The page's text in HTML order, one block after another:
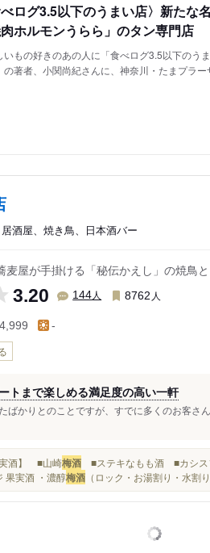
べログ3.5以下のうまい店〉新た
ホルモンうらら」のタン専門店
いもの好きのあの人に「食べログ3.5以下のう
の著者、小関尚紀さんに、神奈川・たまプラ
酒屋、焼き鳥、日本酒バー
麦屋が手掛ける「秘伝かえし」の焼鳥
3.20 144人 8762 人
-
トまで楽しめる満足度の高い一軒
ばかりとのことですが、すでに多くのお客さ
酒】 ■山崎梅酒 ■ステキなもも酒 ■カシ
果実酒 ・濃醇梅酒 （ロック・お湯割り・水割